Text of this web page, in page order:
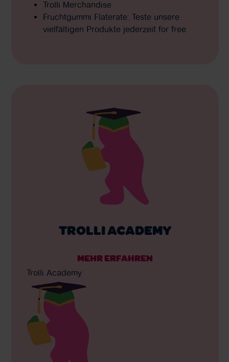
Trolli Merchandise
Fruchtgummi Flaterate: Teste unsere
vielfältigen Produkte jederzeit for free
TROLLI ACADEMY
MEHR ERFAHREN
Trolli Academy